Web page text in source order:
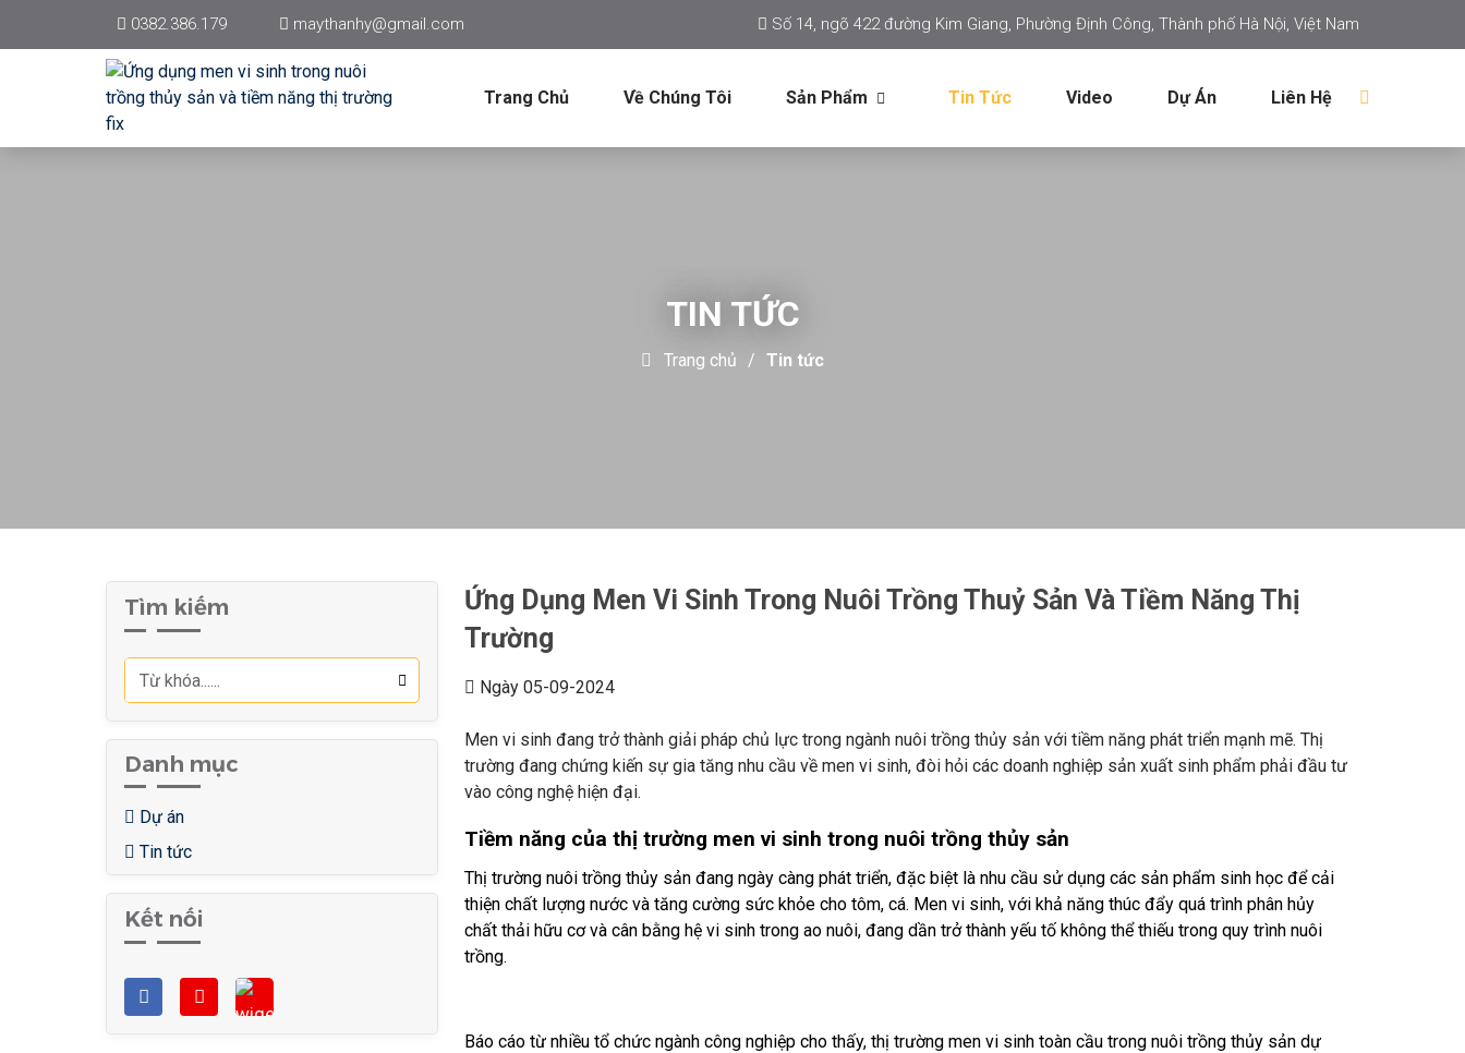
0382.386.179 maythanhy@gmail.com Số 14, ngõ 422 đường Kim Giang, Phường Định Công, Thành phố Hà Nội, Việt Nam
Trang Chủ Về Chúng Tôi Sản Phẩm Tin Tức Video Dự Án Liên Hệ
TIN TỨC
Trang chủ Tin tức
Ứng Dụng Men Vi Sinh Trong Nuôi Trồng Thuỷ Sản Và Tiềm Năng Thị
Trường
Ngày 05-09-2024
Men vi sinh đang trở thành giải pháp chủ lực trong ngành nuôi trồng thủy sản với tiềm năng phát triển mạnh mẽ. Thị
trường đang chứng kiến sự gia tăng nhu cầu về men vi sinh, đòi hỏi các doanh nghiệp sản xuất sinh phẩm phải đầu tư
vào công nghệ hiện đại.
Tiềm năng của thị trường men vi sinh trong nuôi trồng thủy sản
Thị trường nuôi trồng thủy sản đang ngày càng phát triển, đặc biệt là nhu cầu sử dụng các sản phẩm sinh học để cải
thiện chất lượng nước và tăng cường sức khỏe cho tôm, cá. Men vi sinh, với khả năng thúc đẩy quá trình phân hủy
chất thải hữu cơ và cân bằng hệ vi sinh trong ao nuôi, đang dần trở thành yếu tố không thể thiếu trong quy trình nuôi
trồng.
Báo cáo từ nhiều tổ chức ngành công nghiệp cho thấy, thị trường men vi sinh toàn cầu trong nuôi trồng thủy sản dự
Tìm kiếm
Danh mục
Dự án
Tin tức
Kết nối